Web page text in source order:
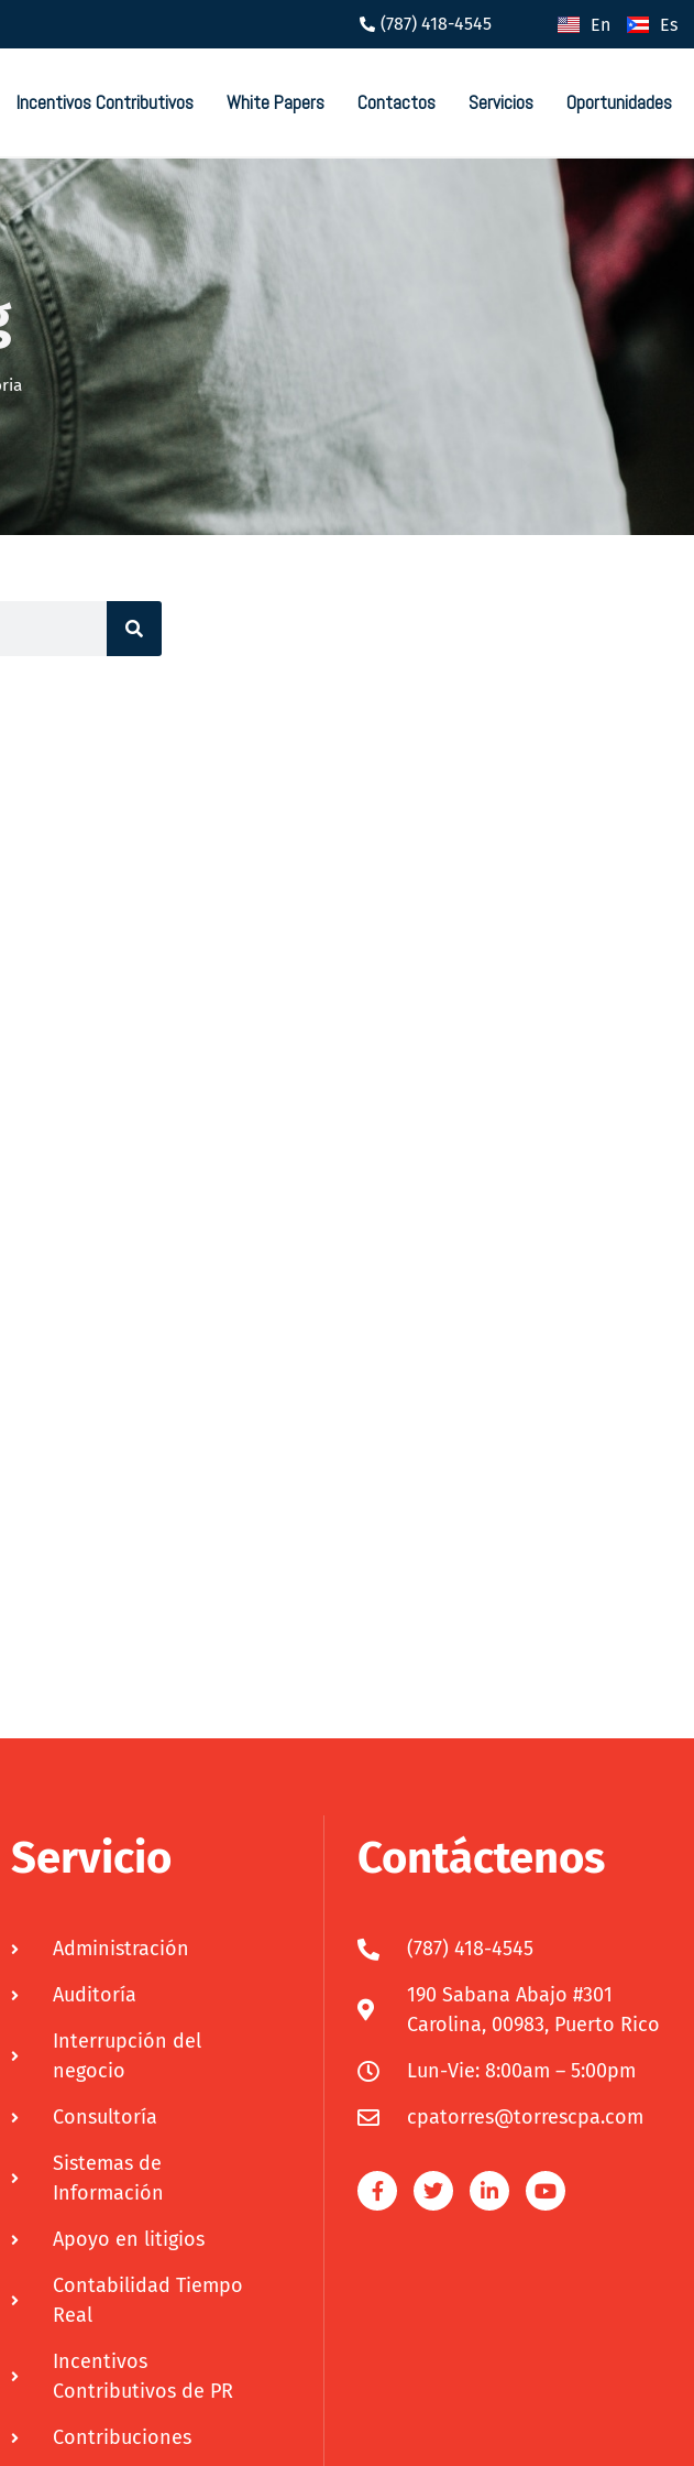
(787) 418-4545 En Es
Incentivos Contributivos White Papers Contactos Servicios Oportunidades
Servicio
Administración
Auditoría
Interrupción del
negocio
Consultoría
Sistemas de
Información
Apoyo en litigios
Contabilidad Tiempo
Real
Incentivos
Contributivos de PR
Contribuciones
Contáctenos
(787) 418-4545
190 Sabana Abajo #301
Carolina, 00983, Puerto Rico
Lun-Vie: 8:00am – 5:00pm
cpatorres@torrescpa.com